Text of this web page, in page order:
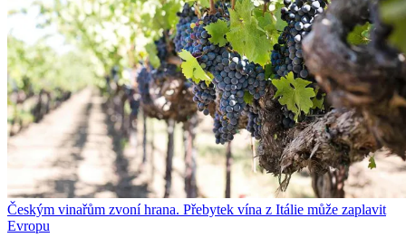
Českým vinařům zvoní hrana. Přebytek vína z Itálie může zaplavit
Evropu